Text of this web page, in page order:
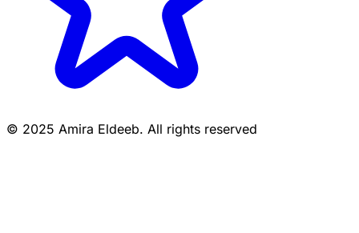
© 2025 Amira Eldeeb. All rights reserved